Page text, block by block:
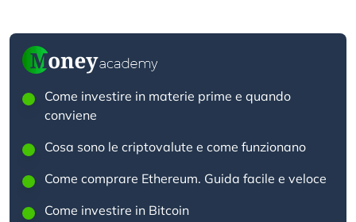
Come investire in materie prime e quando
conviene
Cosa sono le criptovalute e come funzionano
Come comprare Ethereum. Guida facile e veloce
Come investire in Bitcoin